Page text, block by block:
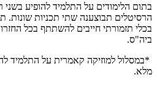
בתום הלימודים על התלמיד להופיע
הרסיטלים תבוצענה שתי תכניות
בכלי תזמורתי חייבים להשתתף בכל
ביה"ס.
*במסלול למוזיקה קאמרית על התלמיד
מלא.